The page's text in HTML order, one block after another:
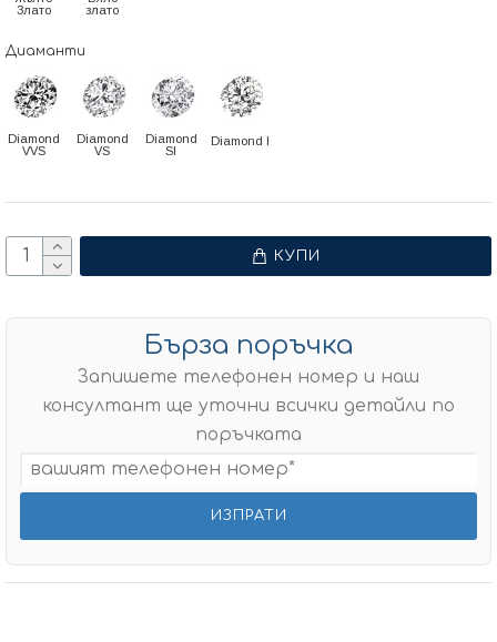
Злато
злато
Диаманти
Diamond
VVS
Diamond
VS
Diamond
SI
Diamond I
КУПИ
Бърза поръчка
Запишете телефонен номер и наш
консултант ще уточни всички детайли по
поръчката